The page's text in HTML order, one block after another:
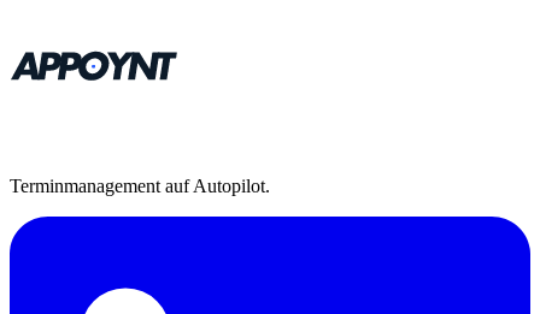
Terminmanagement auf Autopilot.